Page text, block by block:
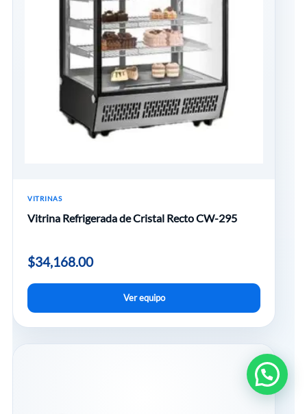
VITRINAS
Vitrina Refrigerada de Cristal Recto CW-295
$34,168.00
Ver equipo